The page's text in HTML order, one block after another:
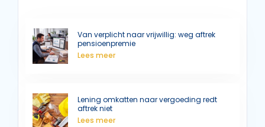
Van verplicht naar vrijwillig: weg aftrek
pensioenpremie
Lees meer
Lening omkatten naar vergoeding redt
aftrek niet
Lees meer